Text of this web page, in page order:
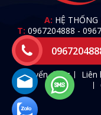
A: HỆ
T: 0967204888 -
©
Tuyển dụng Liên